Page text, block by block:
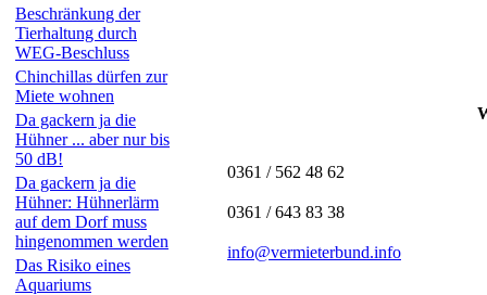
Beschränkung der
Tierhaltung durch
WEG-Beschluss
Chinchillas dürfen zur
Miete wohnen
Da gackern ja die
Hühner ... aber nur bis
50 dB!
Da gackern ja die
Hühner: Hühnerlärm
auf dem Dorf muss
hingenommen werden
Das Risiko eines
Aquariums
0361 / 562 48 62
0361 / 643 83 38
info@vermieterbund.info